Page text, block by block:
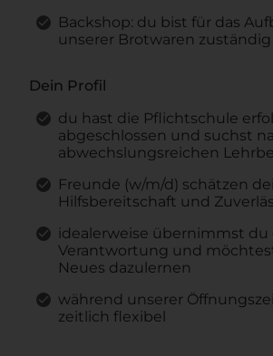
Backshop: du bist für das
unserer Brotwaren zuständig
Dein Profil
du hast die Pflichtschule
abgeschlossen und suchst
abwechslungsreichen
Freunde (w/m/d) schätzen
Hilfsbereitschaft und
idealerweise übernimmst du
Verantwortung und
Neues dazulernen
während unserer
zeitlich flexibel